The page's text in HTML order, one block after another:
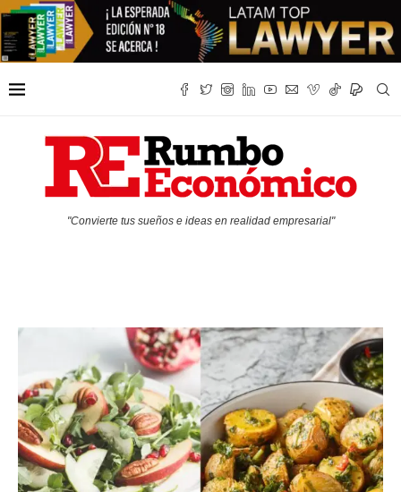
"Convierte tus sueños e ideas en realidad empresarial"